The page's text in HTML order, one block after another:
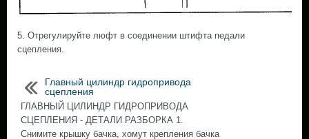
5. Отрегулируйте люфт в соединении штифта педали
сцепления.
Главный цилиндр гидропривода
сцепления
ГЛАВНЫЙ ЦИЛИНДР ГИДРОПРИВОДА
СЦЕПЛЕНИЯ - ДЕТАЛИ РАЗБОРКА 1.
Снимите крышку бачка, хомут крепления бачка